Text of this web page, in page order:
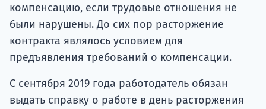
компенсацию, если трудовые отношения не
были нарушены. До сих пор расторжение
контракта являлось условием для
предъявления требований о компенсации.
С сентября 2019 года работодатель обязан
выдать справку о работе в день расторжения